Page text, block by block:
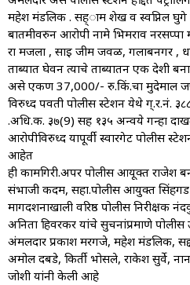
महेश मंडलिक . सह्ाम शेख व स्वप्निल घुगे
बातमीवरुन आरोपी नामे भिमराव नरसप्पा
रा मजला , साई जीम जवळ, गलाबनगर ,
ताब्यात घेवन त्याचे ताब्यातन एक देशी
असे एकण 37,000/- रु.किं.चा मुदेमाल
विरुध्द पर्वती पोलीस स्टेशन येथे ग्.र.नं.
.अधि.क. ३७(9) सह १३५ अन्वये गन्हा
आरोपीविरुध्द यापूर्वी स्वारगेट पोलीस
आहेत
ही कामगिरी.अपर पोलीस आयूक्त राजेश
संभाजी कदम, सहा.पोलीस आयुक्त सिंहगड
मार्गदर्शनाखाली वरिष्ठ पोलीस निरीक्षक
अनिता हिवरकर यांचे सुचनांप्रमाणे
अंमलदार प्रकाश मरगजे, महेश मंडलिक,
अमोल दबडे, किर्ती भोसले, राकेश सुर्वे,
जोशी यांनी केली आहे